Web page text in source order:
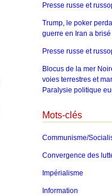
Presse russe et
Trump, le poker
guerre en Iran a
Presse russe et
Blocus de la mer
voies terrestres et
Paralysie politique
Mots-clés
Communisme/
Convergence des
Impérialisme
Information